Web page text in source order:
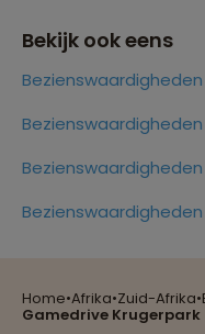
Home•Afrika•Zuid-Afrika•
Gamedrive Krugerpark
Bekijk ook eens
Bezienswaardigheden
Groepsreizen